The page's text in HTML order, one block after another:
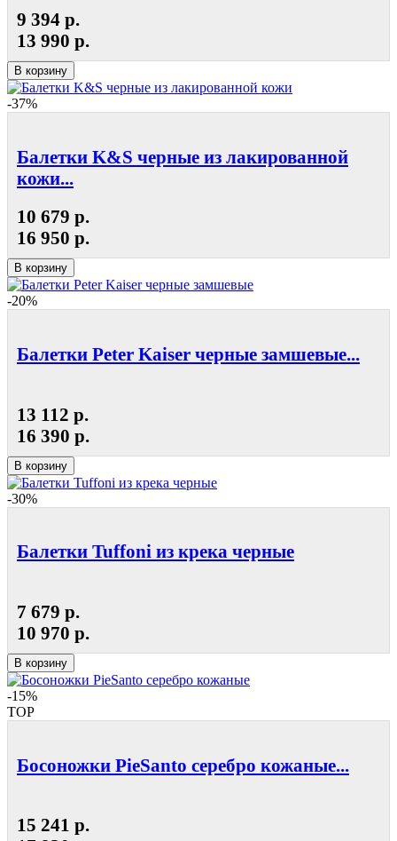
9 394 р.
13 990 р.
В корзину
-37%
Балетки K&S черные из лакированной
кожи...
10 679 р.
16 950 р.
В корзину
-20%
Балетки Peter Kaiser черные замшевые...
13 112 р.
16 390 р.
В корзину
-30%
Балетки Tuffoni из крека черные
7 679 р.
10 970 р.
В корзину
-15%
TOP
Босоножки PieSanto серебро кожаные...
15 241 р.